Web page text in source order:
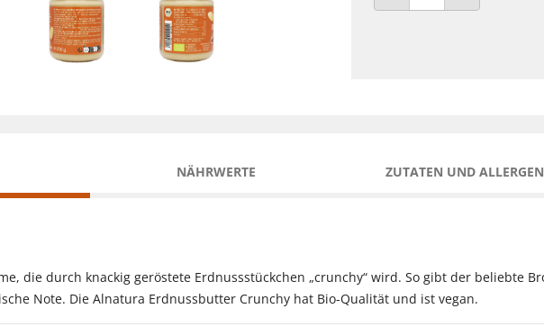
ANZAHL VERRINGERN
ANZAHL
NÄHRWERTE ZUTATEN UND
die durch knackig geröstete Erdnussstückchen „crunchy“ wird. So gibt der beliebte
Note. Die Alnatura Erdnussbutter Crunchy hat Bio-Qualität und ist vegan.